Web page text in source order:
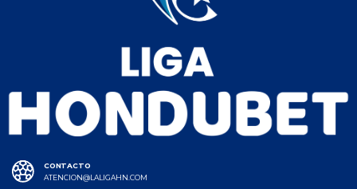
CONTACTO
ATENCION@LALIGAHN.COM